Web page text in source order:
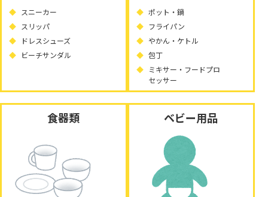
スニーカー
スリッパ
ドレスシューズ
ビーチサンダル
ポット・鍋
フライパン
やかん・ケトル
包丁
ミキサー・フードプロ
セッサー
食器類 ベビー用品